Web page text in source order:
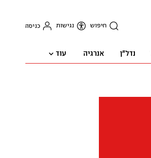
חיפוש נגישות כניסה
נדל"ן אנרגיה עוד